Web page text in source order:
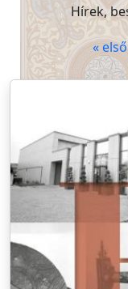
Hírek,
Oldalak « első